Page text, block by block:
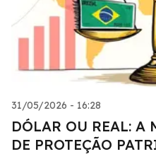
31/05/2026 - 16:28
DÓLAR OU REAL: A
DE PROTEÇÃO